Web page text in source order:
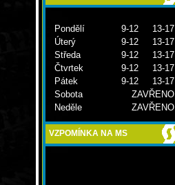
Pondělí
9-12 13-17
Úterý
9-12 13-17
Středa
9-12 13-17
Čtvrtek
9-12 13-17
Pátek
9-12 13-17
Sobota
ZAVŘENO
Neděle
ZAVŘENO
VZPOMÍNKA NA MS